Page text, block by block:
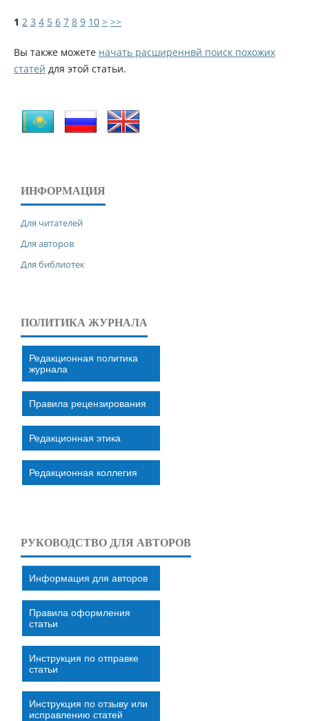
1 2 3 4 5 6 7 8 9 10 > >>
Вы также можете начать расширеннвй поиск похожих
статей для этой статьи.
ИНФОРМАЦИЯ
Для читателей
Для авторов
Для библиотек
ПОЛИТИКА ЖУРНАЛА
Редакционная политика
журнала
Правила рецензирования
Редакционная этика
Редакционная коллегия
РУКОВОДСТВО ДЛЯ АВТОРОВ
Информация для авторов
Правила оформления
статьи
Инструкция по отправке
статьи
Инструкция по отзыву или
исправлению статей